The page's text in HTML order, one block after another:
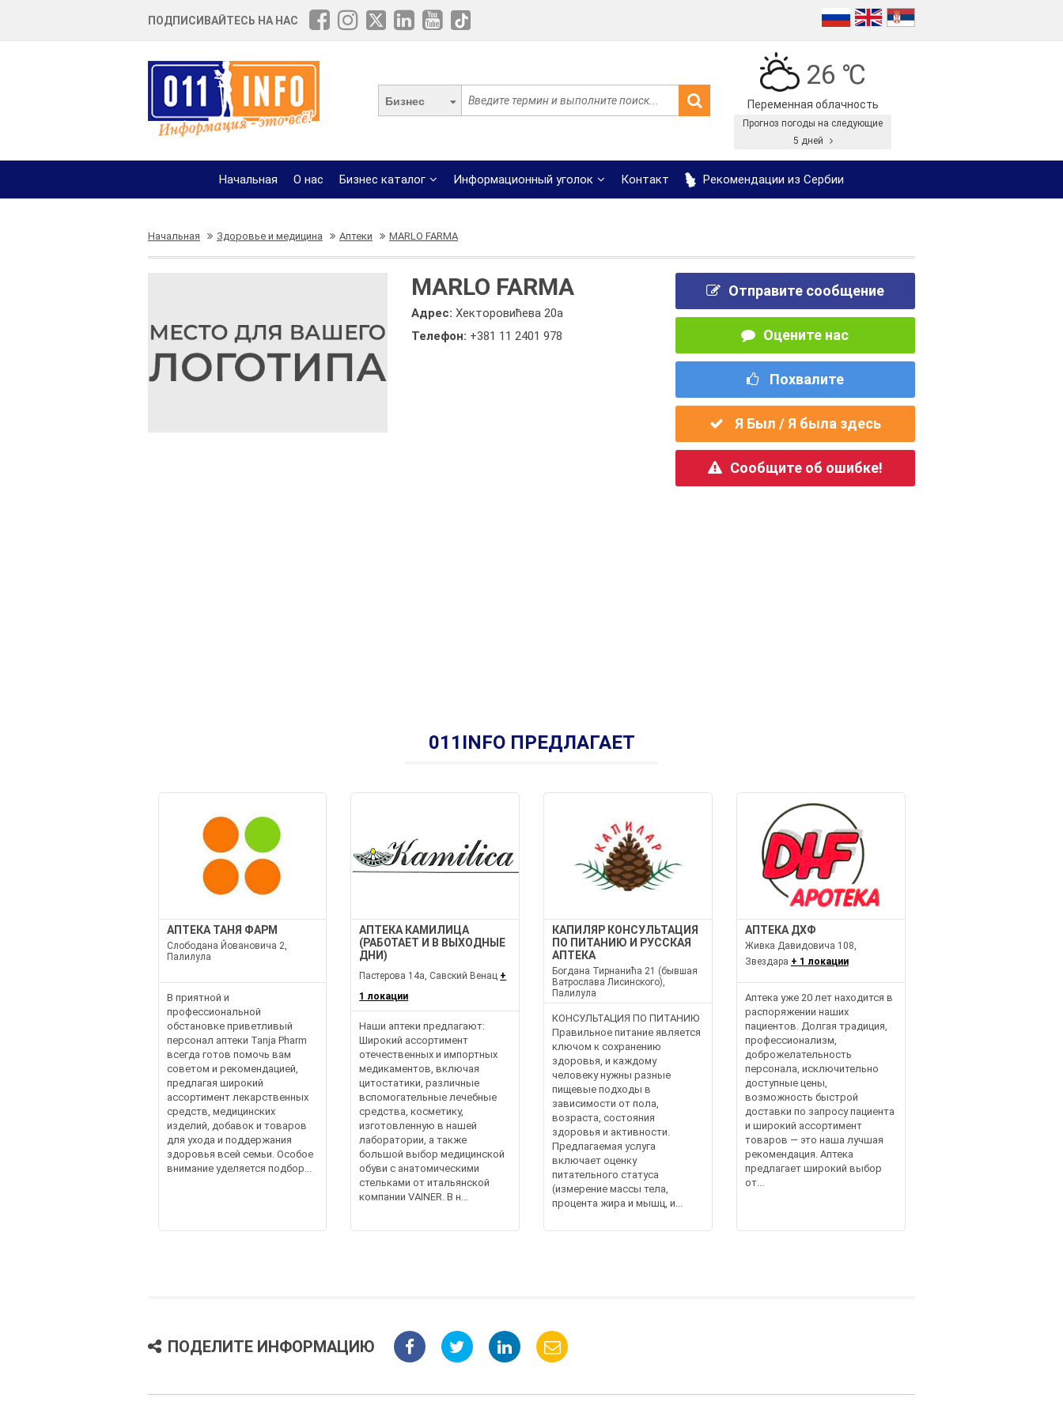
ПОДПИСИВАЙТЕСЬ НА НАС
Бизнес
26 ℃
Переменная облачность
Прогноз погоды на следующие
5 дней
Начальная О нас Бизнес каталог Информационный уголок Контакт Рекомендации из Сербии
Начальная Здоровье и медицина Аптеки MARLO FARMA
MARLO FARMA
Адрес:Хекторовићева 20а
Телефон: +381 11 2401 978
Отправите сообщение
Оцените нас
Похвалите
Я Был / Я была здесь
Сообщите об ошибке!
011INFO ПРЕДЛАГАЕТ
АПТЕКА ТАНЯ ФАРМ
Слободана Йовановича 2,
Палилула
В приятной и
профессиональной
обстановке приветливый
персонал аптеки Tanja Pharm
всегда готов помочь вам
советом и рекомендацией,
предлагая широкий
ассортимент лекарственных
средств, медицинских
изделий, добавок и товаров
для ухода и поддержания
здоровья всей семьи. Особое
внимание уделяется подбор...
АПТЕКА КАМИЛИЦА
(РАБОТАЕТ И В ВЫХОДНЫЕ
ДНИ)
Пастерова 14а, Савский Венац +
1 локации
Наши аптеки предлагают:
Широкий ассортимент
отечественных и импортных
медикаментов, включая
цитостатики, различные
вспомогательные лечебные
средства, косметику,
изготовленную в нашей
лаборатории, а также
большой выбор медицинской
обуви с анатомическими
стельками от итальянской
компании VAINER. В н...
КАПИЛЯР КОНСУЛЬТАЦИЯ
ПО ПИТАНИЮ И РУССКАЯ
АПТЕКА
Богдана Тирнанића 21 (бывшая
Ватрослава Лисинского),
Палилула
КОНСУЛЬТАЦИЯ ПО ПИТАНИЮ
Правильное питание является
ключом к сохранению
здоровья, и каждому
человеку нужны разные
пищевые подходы в
зависимости от пола,
возраста, состояния
здоровья и активности.
Предлагаемая услуга
включает оценку
питательного статуса
(измерение массы тела,
процента жира и мышц, и...
АПТЕКА ДХФ
Живка Давидовича 108,
Звездара + 1 локации
Аптека уже 20 лет находится в
распоряжении наших
пациентов. Долгая традиция,
профессионализм,
доброжелательность
персонала, исключительно
доступные цены,
возможность быстрой
доставки по запросу пациента
и широкий ассортимент
товаров — это наша лучшая
рекомендация. Аптека
предлагает широкий выбор
от...
ПОДЕЛИТЕ ИНФОРМАЦИЮ